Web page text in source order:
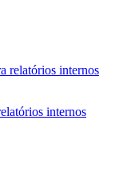
internos